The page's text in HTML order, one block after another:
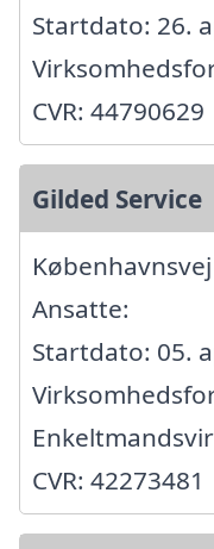
Startdato: 26.
CVR: 44790629
Gilded Service
Ansatte:
Startdato: 05.
CVR: 42273481